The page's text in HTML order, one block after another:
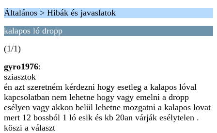
Általános > Hibák és javaslatok
kalapos ló dropp
(1/1)
gyro1976:
sziasztok
én azt szeretném kérdezni hogy esetleg a kalapos lóval
kapcsolatban nem lehetne hogy vagy emelni a dropp
esélyen vagy akkon belül lehetne mozgatni a kalapos lovat
mert 12 bossból 1 ló esik és kb 20an várják esélytelen .
köszi a választ